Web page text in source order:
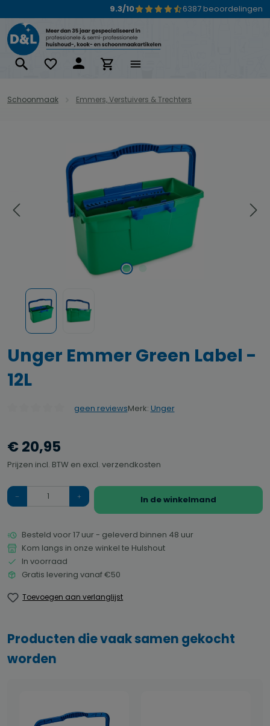
9.3/10 6387 beoordelingen
Schoonmaak Emmers, Verstuivers & Trechters
Afbeeldingengalerij overslaan
Unger Emmer Green Label -
12L
geen reviewsMerk: Unger
€ 20,95
Prijzen incl. BTW en excl. verzendkosten
Hoeveelheid
In de winkelmand
Besteld voor 17 uur - geleverd binnen 48 uur
Kom langs in onze winkel te Hulshout
In voorraad
Gratis levering vanaf €50
Toevoegen aan verlanglijst
Producten die vaak samen gekocht
worden